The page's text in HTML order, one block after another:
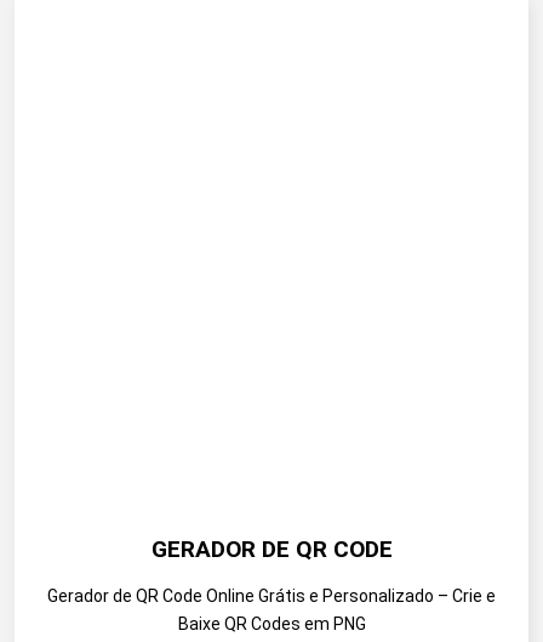
GERADOR DE QR CODE
Gerador de QR Code Online Grátis e Personalizado – Crie e
Baixe QR Codes em PNG